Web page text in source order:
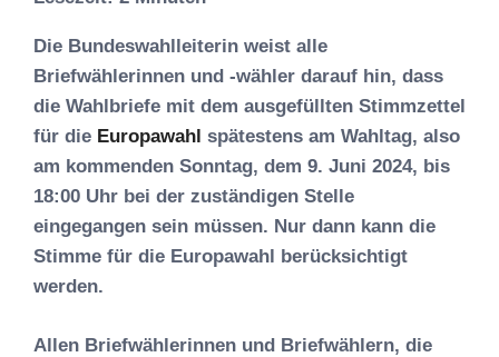
Die Bundeswahlleiterin weist alle
Briefwählerinnen und -wähler darauf hin, dass
die Wahlbriefe mit dem ausgefüllten Stimmzettel
für die Europawahl spätestens am Wahltag, also
am kommenden Sonntag, dem 9. Juni 2024, bis
18:00 Uhr bei der zuständigen Stelle
eingegangen sein müssen. Nur dann kann die
Stimme für die Europawahl berücksichtigt
werden.
Allen Briefwählerinnen und Briefwählern, die